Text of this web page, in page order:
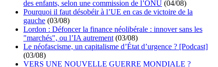
des enfants, selon une commission de l’ONU (04/08)
Pourquoi il faut désobéir à l’UE en cas de victoire de la
gauche (03/08)
Lordon : Défoncer la finance néolibérale : innover sans les
"marchés", ou l’IA autrement (03/08)
Le néofascisme, un capitalisme d’État d’urgence ? [Podcast]
(03/08)
VERS UNE NOUVELLE GUERRE MONDIALE ?